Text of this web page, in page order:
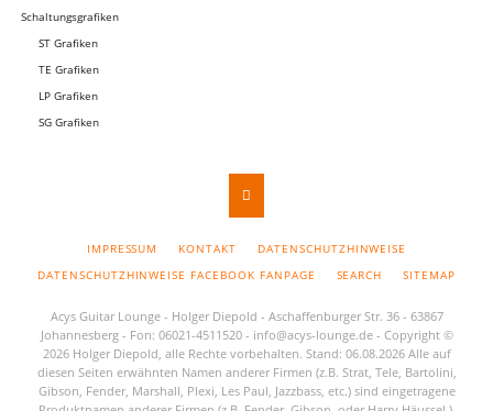
Schaltungsgrafiken
ST Grafiken
TE Grafiken
LP Grafiken
SG Grafiken
NAVIGATION
IMPRESSUM KONTAKT
DATENSCHUTZHINWEISE
DATENSCHUTZHINWEISE FACEBOOK FANPAGE
SEARCH SITEMAP
Acys Guitar Lounge - Holger Diepold - Aschaffenburger Str. 36 - 63867
Johannesberg - Fon: 06021-4511520 - info@acys-lounge.de- Copyright ©
2026 Holger Diepold, alle Rechte vorbehalten. Stand: 06.08.2026 Alle auf
diesen Seiten erwähnten Namen anderer Firmen (z.B. Strat, Tele, Bartolini,
Gibson, Fender, Marshall, Plexi, Les Paul, Jazzbass, etc.) sind eingetragene